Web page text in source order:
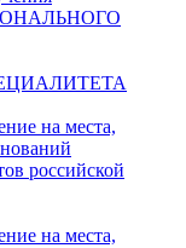
на места,
российской
на места,